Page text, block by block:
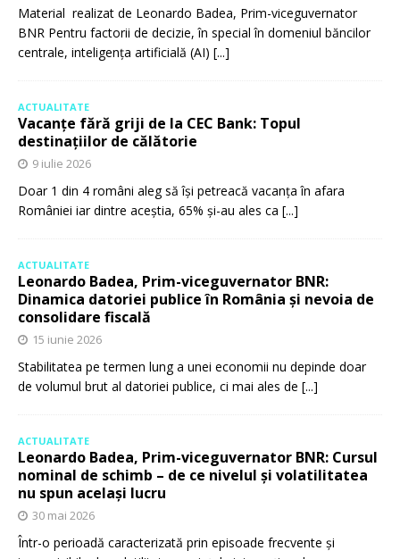
Material realizat de Leonardo Badea, Prim-viceguvernator
BNR Pentru factorii de decizie, în special în domeniul băncilor
centrale, inteligența artificială (AI) [...]
ACTUALITATE
Vacanțe fără griji de la CEC Bank: Topul
destinațiilor de călătorie
9 iulie 2026
Doar 1 din 4 români aleg să își petreacă vacanța în afara
României iar dintre aceștia, 65% și-au ales ca [...]
ACTUALITATE
Leonardo Badea, Prim-viceguvernator BNR:
Dinamica datoriei publice în România și nevoia de
consolidare fiscală
15 iunie 2026
Stabilitatea pe termen lung a unei economii nu depinde doar
de volumul brut al datoriei publice, ci mai ales de [...]
ACTUALITATE
Leonardo Badea, Prim-viceguvernator BNR: Cursul
nominal de schimb – de ce nivelul și volatilitatea
nu spun același lucru
30 mai 2026
Într-o perioadă caracterizată prin episoade frecvente și